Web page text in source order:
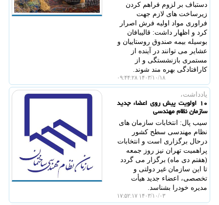
دستباف بر لزوم فراهم کردن
زیرساخت های لازم جهت
فراوری مواد اولیه فرش اصرار
کرد و اظهار داشت: قالیبافان
بوسیله بیمه صندوق روستاییان و
عشایر می توانند در آینده از
مستمری بازنشستگی و از
کارافتادگی بهره مند شوند.
۱۴۰۳/۱۰/۱۸ ۰۹:۴۴:۲۸
یادداشت،
۱۰ اولویت پیش روی اعضاء جدید
سازمان نظام مهندسی
سیب پال: انتخابات سازمان های
نظام مهندسی سطح کشور
درحال برگزاری است و انتخابات
پراهمیت تهران نیز روز جمعه
(هفتم دی ماه) برگزار می گردد
تا این سازمان غیر دولتی و
تخصصی، اعضاء جدید هیأت
مدیره خودرا بشناسد.
۱۴۰۳/۱۰/۰۳ ۱۷:۵۲:۱۷